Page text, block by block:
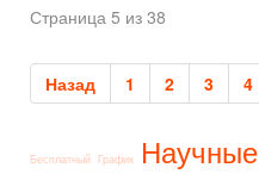
Страница 5 из 38
Назад 1 2 3 4
Бесплатный График Научные